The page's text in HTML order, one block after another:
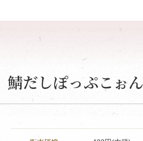
鯖だしぽっぷこぉん